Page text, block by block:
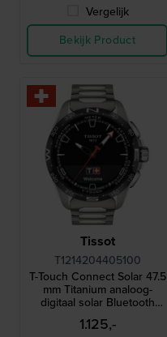
Vergelijk
Bekijk Product
Tissot
T1214204405100
T-Touch Connect Solar 47.5
mm Titanium analoog-
digitaal solar Bluetooth
horloge
1.125,-